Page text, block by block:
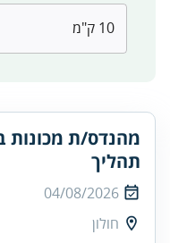
מהנדס/ת מכונות
תהליך
04/08/2026
חולון